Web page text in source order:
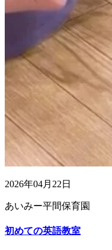
2026年04月22日
あいみー平間保育園
初めての英語教室